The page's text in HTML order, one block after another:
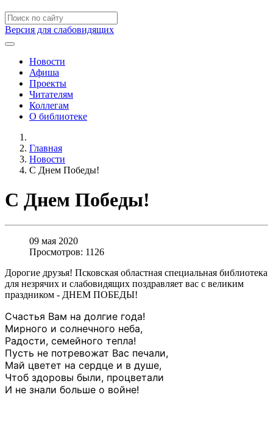
Версия для слабовидящих
Новости
Афиша
Проекты
Читателям
Коллегам
О библиотеке
Главная
Новости
С Днем Победы!
С Днем Победы!
09 мая 2020
Просмотров: 1126
Дорогие друзья! Псковская областная специальная библиотека
для незрячих и слабовидящих поздравляет вас с великим
праздником - ДНЕМ ПОБЕДЫ!
Счастья Вам на долгие года!
Мирного и солнечного неба,
Радости, семейного тепла!
Пусть не потревожат Вас печали,
Май цветет на сердце и в душе,
Чтоб здоровы были, процветали
И не знали больше о войне!